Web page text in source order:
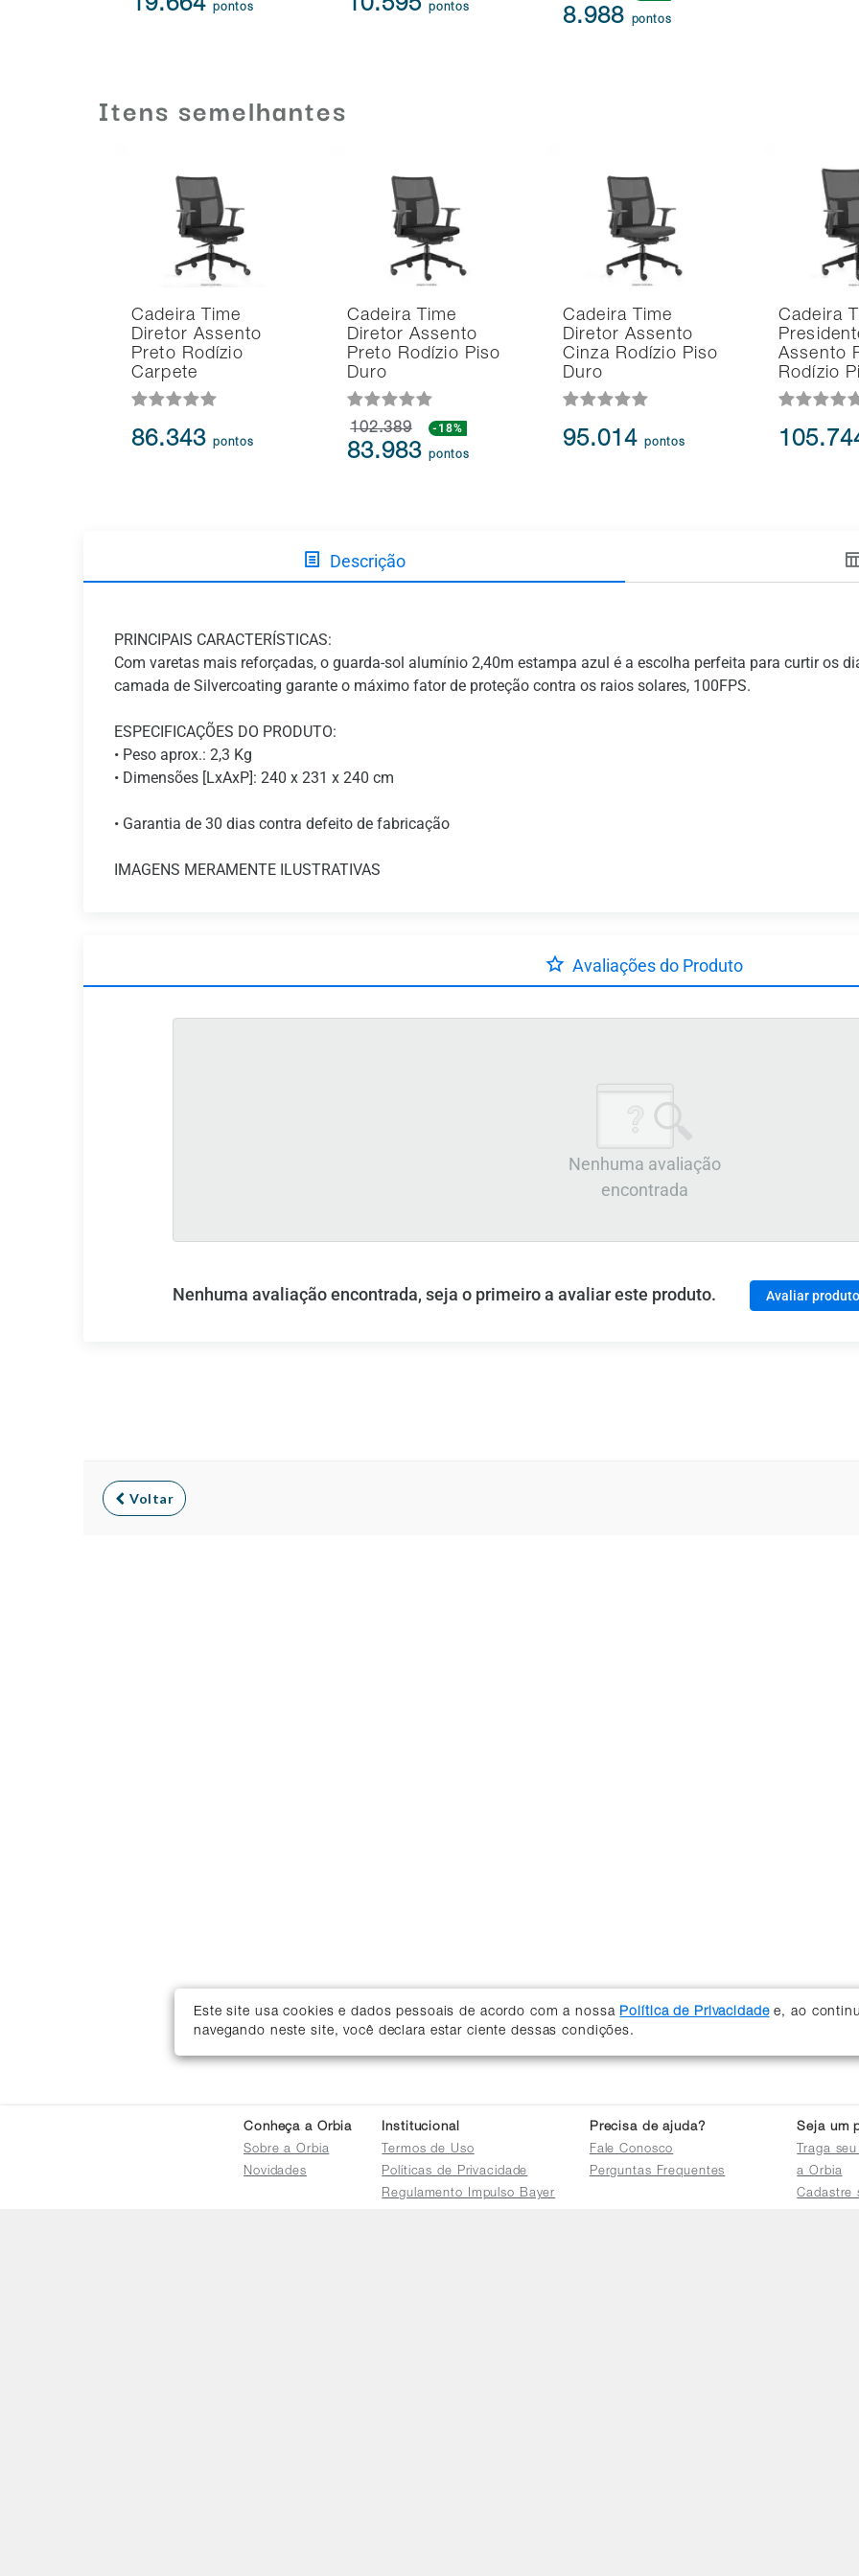
Este site usa cookies e dados pessoais de acordo com a nossa Política de Privacidadee, ao
navegando neste site, você declara estar ciente dessas condições.
19.664pontos 10.595pontos 8.988 pontos
Itens semelhantes
Cadeira Time
Diretor Assento
Preto Rodízio
Carpete
86.343pontos
Cadeira Time
Diretor Assento
Preto Rodízio Piso
Duro
102.389 -18%
83.983pontos
Cadeira Time
Diretor Assento
Cinza Rodízio Piso
Duro
95.014pontos
Cadeira
Assento
Rodízio
Descrição
PRINCIPAIS CARACTERÍSTICAS:
Com varetas mais reforçadas, o guarda-sol alumínio 2,40m estampa azul é a escolha perfeita para curtir os
camada de Silvercoating garante o máximo fator de proteção contra os raios solares, 100FPS.
ESPECIFICAÇÕES DO PRODUTO:
• Peso aprox.: 2,3 Kg
• Dimensões [LxAxP]: 240 x 231 x 240 cm
• Garantia de 30 dias contra defeito de fabricação
IMAGENS MERAMENTE ILUSTRATIVAS
Avaliações do Produto
Nenhuma avaliação
encontrada
Nenhuma avaliação encontrada, seja o primeiro a avaliar este produto. Avaliar produto
Voltar
Conheça a Orbia
Sobre a Orbia
Novidades
Institucional
Termos de Uso
Políticas de Privacidade
Regulamento Impulso Bayer
Precisa de ajuda?
Fale Conosco
Perguntas Frequentes
Seja um
Traga
a Orbia
Cadastre